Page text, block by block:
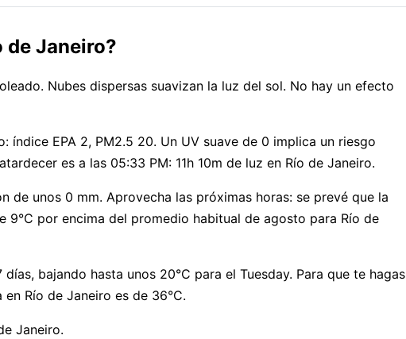
de Janeiro?
Nubes dispersas suavizan la luz del sol. No hay un efecto
EPA 2, PM2.5 20. Un UV suave de 0 implica un riesgo
es a las 05:33 PM: 11h 10m de luz en Río de Janeiro.
de unos 0 mm. Aprovecha las próximas horas: se prevé que la
9°C por encima del promedio habitual de agosto para Río de
bajando hasta unos 20°C para el Tuesday. Para que te hagas
Río de Janeiro es de 36°C.
Janeiro.